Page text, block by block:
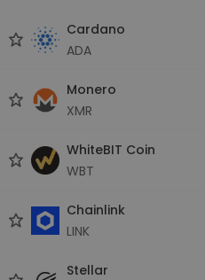
Cardano
ADA
Monero
XMR
WhiteBIT Coin
WBT
Chainlink
LINK
Stellar